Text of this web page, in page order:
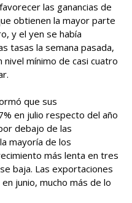
las ganancias de
obtienen la mayor parte
y el yen se había
tasas la semana pasada,
mínimo de casi cuatro
que sus
en julio respecto del año
debajo de las
mayoría de los
más lenta en tres
baja. Las exportaciones
junio, mucho más de lo